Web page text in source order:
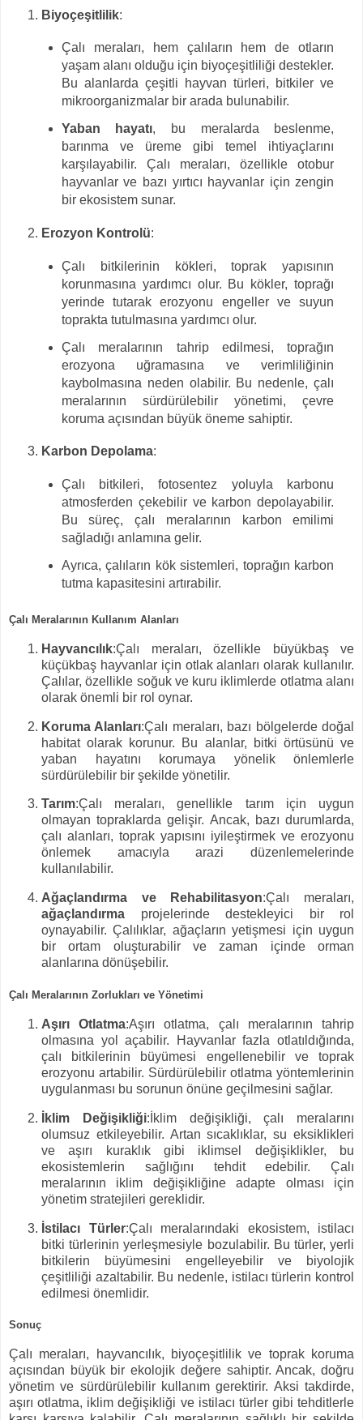
Biyoçeşitlilik:
Çalı meraları, hem çalıların hem de otların
yaşam alanı olduğu için biyoçeşitliliği destekler.
Bu alanlarda çeşitli hayvan türleri, bitkiler ve
mikroorganizmalar bir arada bulunabilir.
Yaban hayatı, bu meralarda beslenme,
barınma ve üreme gibi temel ihtiyaçlarını
karşılayabilir. Çalı meraları, özellikle otobur
hayvanlar ve bazı yırtıcı hayvanlar için zengin
bir ekosistem sunar.
Erozyon Kontrolü:
Çalı bitkilerinin kökleri, toprak yapısının
korunmasına yardımcı olur. Bu kökler, toprağı
yerinde tutarak erozyonu engeller ve suyun
toprakta tutulmasına yardımcı olur.
Çalı meralarının tahrip edilmesi, toprağın
erozyona uğramasına ve verimliliğinin
kaybolmasına neden olabilir. Bu nedenle, çalı
meralarının sürdürülebilir yönetimi, çevre
koruma açısından büyük öneme sahiptir.
Karbon Depolama:
Çalı bitkileri, fotosentez yoluyla karbonu
atmosferden çekebilir ve karbon depolayabilir.
Bu süreç, çalı meralarının karbon emilimi
sağladığı anlamına gelir.
Ayrıca, çalıların kök sistemleri, toprağın karbon
tutma kapasitesini artırabilir.
Çalı Meralarının Kullanım Alanları
Hayvancılık:Çalı meraları, özellikle büyükbaş ve
küçükbaş hayvanlar için otlak alanları olarak kullanılır.
Çalılar, özellikle soğuk ve kuru iklimlerde otlatma alanı
olarak önemli bir rol oynar.
Koruma Alanları:Çalı meraları, bazı bölgelerde doğal
habitat olarak korunur. Bu alanlar, bitki örtüsünü ve
yaban hayatını korumaya yönelik önlemlerle
sürdürülebilir bir şekilde yönetilir.
Tarım:Çalı meraları, genellikle tarım için uygun
olmayan topraklarda gelişir. Ancak, bazı durumlarda,
çalı alanları, toprak yapısını iyileştirmek ve erozyonu
önlemek amacıyla arazi düzenlemelerinde
kullanılabilir.
Ağaçlandırma ve Rehabilitasyon:Çalı meraları,
ağaçlandırma projelerinde destekleyici bir rol
oynayabilir. Çalılıklar, ağaçların yetişmesi için uygun
bir ortam oluşturabilir ve zaman içinde orman
alanlarına dönüşebilir.
Çalı Meralarının Zorlukları ve Yönetimi
Aşırı Otlatma:Aşırı otlatma, çalı meralarının tahrip
olmasına yol açabilir. Hayvanlar fazla otlatıldığında,
çalı bitkilerinin büyümesi engellenebilir ve toprak
erozyonu artabilir. Sürdürülebilir otlatma yöntemlerinin
uygulanması bu sorunun önüne geçilmesini sağlar.
İklim Değişikliği:İklim değişikliği, çalı meralarını
olumsuz etkileyebilir. Artan sıcaklıklar, su eksiklikleri
ve aşırı kuraklık gibi iklimsel değişiklikler, bu
ekosistemlerin sağlığını tehdit edebilir. Çalı
meralarının iklim değişikliğine adapte olması için
yönetim stratejileri gereklidir.
İstilacı Türler:Çalı meralarındaki ekosistem, istilacı
bitki türlerinin yerleşmesiyle bozulabilir. Bu türler, yerli
bitkilerin büyümesini engelleyebilir ve biyolojik
çeşitliliği azaltabilir. Bu nedenle, istilacı türlerin kontrol
edilmesi önemlidir.
Sonuç
Çalı meraları, hayvancılık, biyoçeşitlilik ve toprak koruma
açısından büyük bir ekolojik değere sahiptir. Ancak, doğru
yönetim ve sürdürülebilir kullanım gerektirir. Aksi takdirde,
aşırı otlatma, iklim değişikliği ve istilacı türler gibi tehditlerle